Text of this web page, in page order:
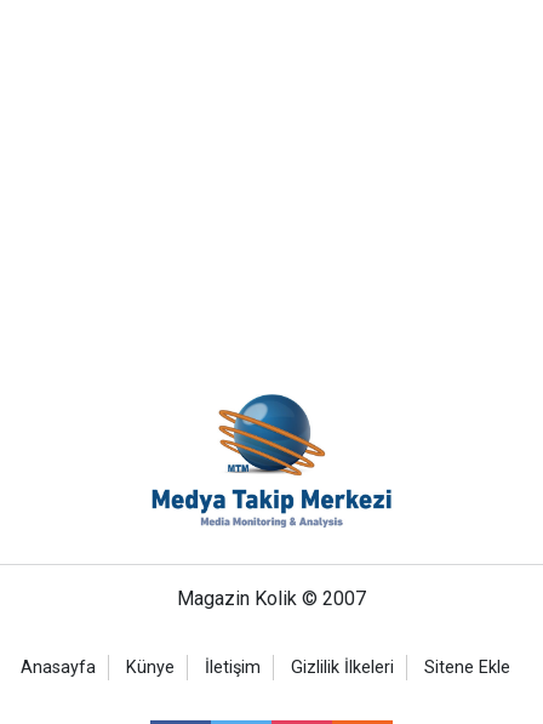
Magazin Kolik © 2007
Anasayfa Künye İletişim Gizlilik İlkeleri Sitene Ekle